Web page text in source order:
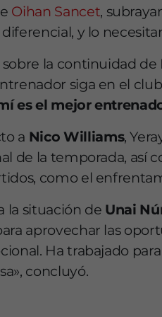
Oihan Sancet,
y lo
la continuidad de
siga en el
es el mejor
a Nico Williams,
de la temporada, así
como el
la situación de Unai
aprovechar las
Ha trabajado
concluyó.